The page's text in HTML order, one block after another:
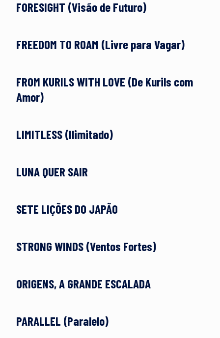
FORESIGHT (Visão de Futuro)
FREEDOM TO ROAM (Livre para Vagar)
FROM KURILS WITH LOVE (De Kurils com
Amor)
LIMITLESS (Ilimitado)
LUNA QUER SAIR
SETE LIÇÕES DO JAPÃO
STRONG WINDS (Ventos Fortes)
ORIGENS, A GRANDE ESCALADA
PARALLEL (Paralelo)